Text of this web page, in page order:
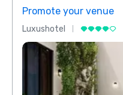
Promote your venue
Luxushotel